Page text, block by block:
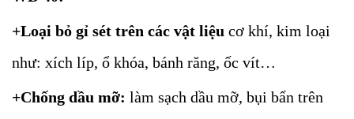
+Loại bỏ gỉ sét trên các vật liệu cơ khí, kim loại
như: xích líp, ổ khóa, bánh răng, ốc vít…
+Chống dầu mỡ: làm sạch dầu mỡ, bụi bẩn trên